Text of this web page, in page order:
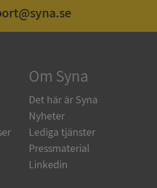
Om Syna
Det här är Syna
Nyheter
Lediga tjänster
Pressmaterial
Linkedin
tillåter
som användarinloggning
Webbplatsen kan inte
utan strikt nödvändiga cookies.
Leverantör
Domän
Microsoft
Corporation